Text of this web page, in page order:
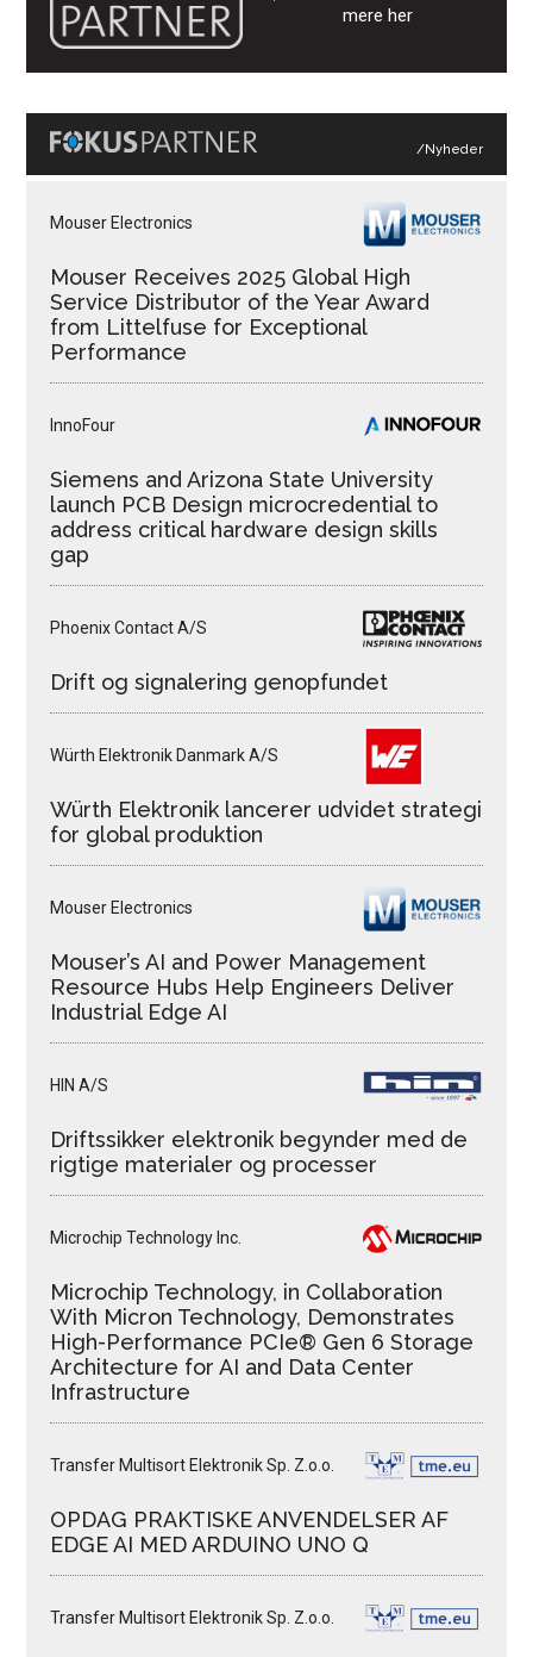
mere her
/Nyheder
Mouser Electronics
Mouser Receives 2025 Global High
Service Distributor of the Year Award
from Littelfuse for Exceptional
Performance
InnoFour
Siemens and Arizona State University
launch PCB Design microcredential to
address critical hardware design skills
gap
Phoenix Contact A/S
Drift og signalering genopfundet
Würth Elektronik Danmark A/S
Würth Elektronik lancerer udvidet strategi
for global produktion
Mouser Electronics
Mouser’s AI and Power Management
Resource Hubs Help Engineers Deliver
Industrial Edge AI
HIN A/S
Driftssikker elektronik begynder med de
rigtige materialer og processer
Microchip Technology Inc.
Microchip Technology, in Collaboration
With Micron Technology, Demonstrates
High-Performance PCIe® Gen 6 Storage
Architecture for AI and Data Center
Infrastructure
Transfer Multisort Elektronik Sp. Z.o.o.
OPDAG PRAKTISKE ANVENDELSER AF
EDGE AI MED ARDUINO UNO Q
Transfer Multisort Elektronik Sp. Z.o.o.